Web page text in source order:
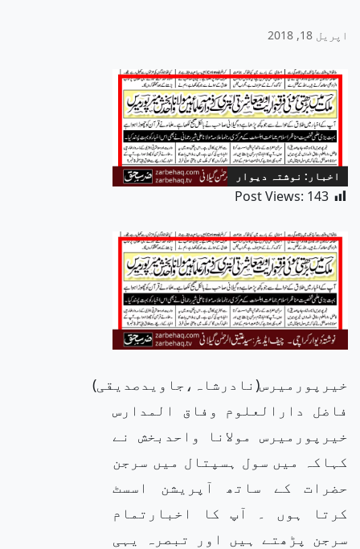
اپریل 18, 2018
اخبار: نوشتہ دیوار
Post Views: 143
خیرپورمیرس(نادرشاہ،جاویدصدیقی)
فاضل دارالعلوم وفاق المدارس
خیرپورمیرس مولانا واحدبخش نے
کہاکہ میں سول ہسپتال میں سرجن
حضرات کے ساتھ آپریشن اسسٹ
کرتا ہوں ۔ آپ کا اخبارتمام
سرجن پڑھتے ہیں اور تبصرہ یہی